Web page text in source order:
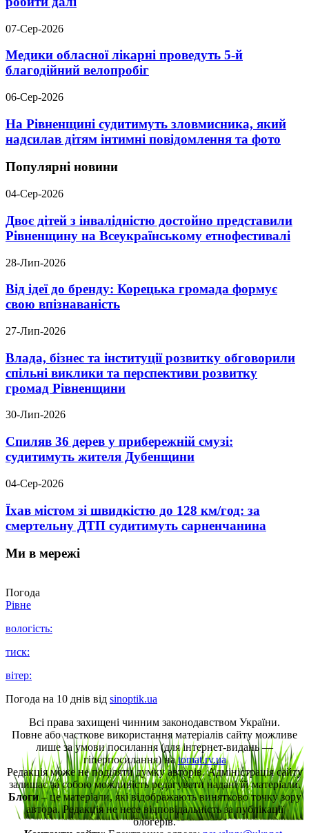
07-Сер-2026
Медики обласної лікарні проведуть 5-й
благодійний велопробіг
06-Сер-2026
На Рівненщині судитимуть зловмисника, який
надсилав дітям інтимні повідомлення та фото
Популярні новини
04-Сер-2026
Двоє дітей з інвалідністю достойно представили
Рівненщину на Всеукраїнському етнофестивалі
28-Лип-2026
Від ідеї до бренду: Корецька громада формує
свою впізнаваність
27-Лип-2026
Влада, бізнес та інституції розвитку обговорили
спільні виклики та перспективи розвитку
громад Рівненщини
30-Лип-2026
Спиляв 36 дерев у прибережній смузі:
судитимуть жителя Дубенщини
04-Сер-2026
Їхав містом зі швидкістю до 128 км/год: за
смертельну ДТП судитимуть сарненчанина
Ми в мережі
Погода
Рівне
вологість:
тиск:
вітер:
Погода на 10 днів від sinoptik.ua
Всі права захищені чинним законодавством України.
Повне або часткове використання матеріалів сайту можливе
лише за умови посилання (для інтернет-видань —
гіперпосилання) наtomat.rv.ua
Редакція може не поділяти думку авторів. Адміністрація сайту
залишає за собою можливість редагувати надані їй матеріали.
Блоги– це матеріали, які відображають винятково точку зору
автора. Редакція не несе відповідальність за публікації
блогерів.